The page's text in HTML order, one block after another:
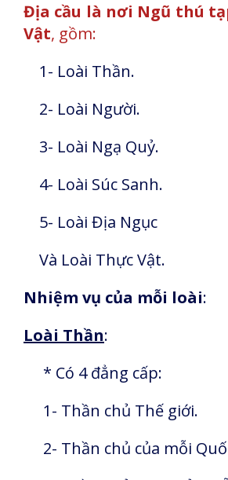
Địa cầu là nơi Ngũ thú
Vật, gồm:
1- Loài Thần.
2- Loài Người.
3- Loài Ngạ Quỷ.
4- Loài Súc Sanh.
5- Loài Địa Ngục
Và Loài Thực Vật.
Nhiệm vụ của mỗi loài:
Loài Thần:
* Có 4 đẳng cấp:
1- Thần chủ Thế giới.
2- Thần chủ của mỗi